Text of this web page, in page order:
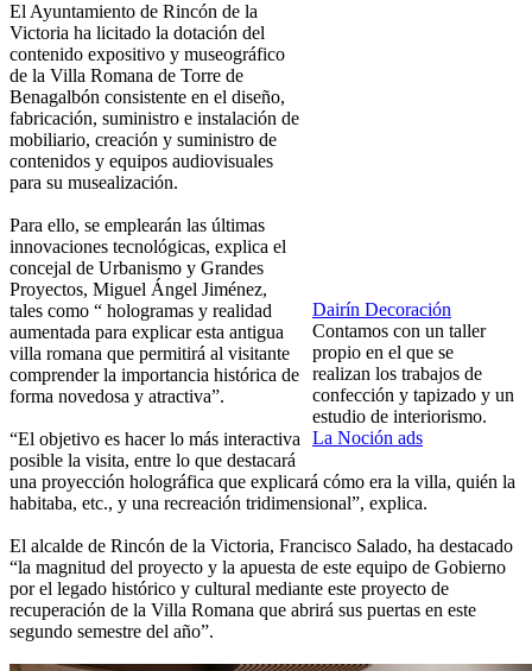
Dairín Decoración
Contamos con un taller
propio en el que se
realizan los trabajos de
confección y tapizado y un
estudio de interiorismo.
La Noción ads
El Ayuntamiento de Rincón de la
Victoria ha licitado la dotación del
contenido expositivo y museográfico
de la Villa Romana de Torre de
Benagalbón consistente en el diseño,
fabricación, suministro e instalación de
mobiliario, creación y suministro de
contenidos y equipos audiovisuales
para su musealización.
Para ello, se emplearán las últimas
innovaciones tecnológicas, explica el
concejal de Urbanismo y Grandes
Proyectos, Miguel Ángel Jiménez,
tales como “ hologramas y realidad
aumentada para explicar esta antigua
villa romana que permitirá al visitante
comprender la importancia histórica de
forma novedosa y atractiva”.
“El objetivo es hacer lo más interactiva
posible la visita, entre lo que destacará
una proyección holográfica que explicará cómo era la villa, quién la
habitaba, etc., y una recreación tridimensional”, explica.
El alcalde de Rincón de la Victoria, Francisco Salado, ha destacado
“la magnitud del proyecto y la apuesta de este equipo de Gobierno
por el legado histórico y cultural mediante este proyecto de
recuperación de la Villa Romana que abrirá sus puertas en este
segundo semestre del año”.